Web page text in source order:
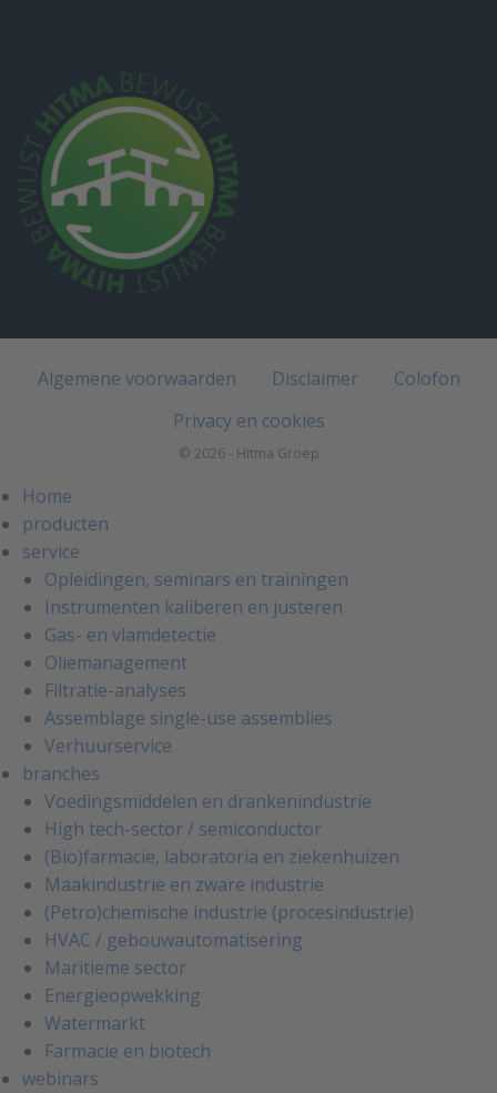
Algemene voorwaarden Disclaimer
Colofon
Privacy en cookies
© 2026 - Hitma Groep
Home
producten
service
Opleidingen, seminars en trainingen
Instrumenten kaliberen en justeren
Gas- en vlamdetectie
Oliemanagement
Filtratie-analyses
Assemblage single-use assemblies
Verhuurservice
branches
Voedingsmiddelen en drankenindustrie
High tech-sector / semiconductor
(Bio)farmacie, laboratoria en ziekenhuizen
Maakindustrie en zware industrie
(Petro)chemische industrie (procesindustrie)
HVAC / gebouwautomatisering
Maritieme sector
Energieopwekking
Watermarkt
Farmacie en biotech
webinars